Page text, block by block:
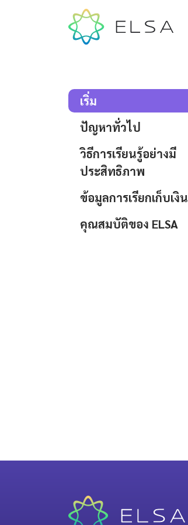
เริ่ม
ปัญหาทั่วไป
วิธีการเรียนรู้อย่างมี
ประสิทธิภาพ
ข้อมูลการเรียกเก็บเงิน
คุณสมบัติของ ELSA